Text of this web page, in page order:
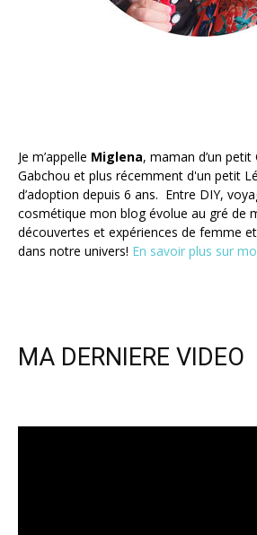
Je m’appelle Miglena, maman d’un
Gabchou et plus récemment d'un petit
d’adoption depuis 6 ans. Entre DIY,
cosmétique mon blog évolue au gré de
découvertes et expériences de femme
dans notre univers! En savoir plus sur
MA DERNIERE VIDEO